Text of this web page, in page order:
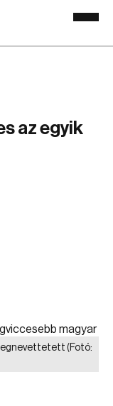
az egyik
(Fotó: